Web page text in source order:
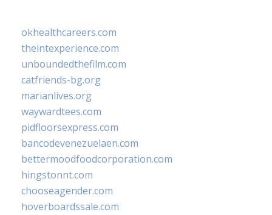
okhealthcareers.com
theintexperience.com
unboundedthefilm.com
catfriends-bg.org
marianlives.org
waywardtees.com
pidfloorsexpress.com
bancodevenezuelaen.com
bettermoodfoodcorporation.com
hingstonnt.com
chooseagender.com
hoverboardssale.com